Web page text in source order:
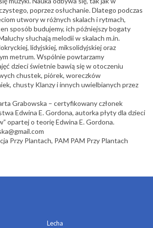
poprzez osłuchanie. Dlatego podczas
utwory w różnych skalach i rytmach,
sposób budujemy, ich późniejszy bogaty
słuchają melodii w skalach m.in.
lidyjskiej, miksolidyjskiej oraz
metrum. Wspólnie powtarzamy
dzieci świetnie bawią się w otoczeniu
chustek, piórek, woreczków
chusty Klanzy i innych uwielbianych przez
Grabowska – certyfikowany członek
Edwina E. Gordona, autorka płyty dla dzieci
opartej o teorię Edwina E. Gordona.
Przy Plantach, PAM PAM Przy Plantach
Lecha